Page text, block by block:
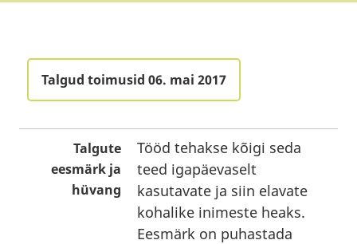
Talgud toimusid 06. mai 2017
Talgute
eesmärk ja
hüvang
Tööd tehakse kõigi seda
teed igapäevaselt
kasutavate ja siin elavate
kohalike inimeste heaks.
Eesmärk on puhastada